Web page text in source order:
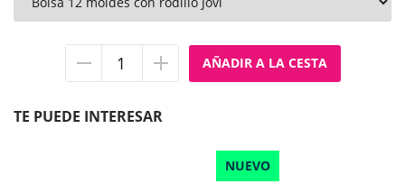
TE PUEDE INTERESAR
NUEVO